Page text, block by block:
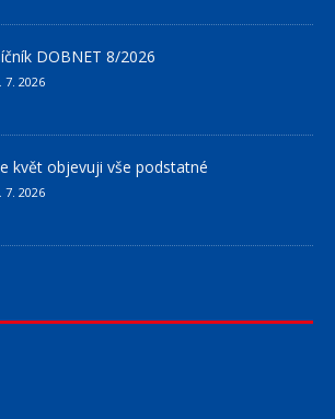
DOBNET 8/2026
7. 2026
květ objevuji vše podstatné
7. 2026